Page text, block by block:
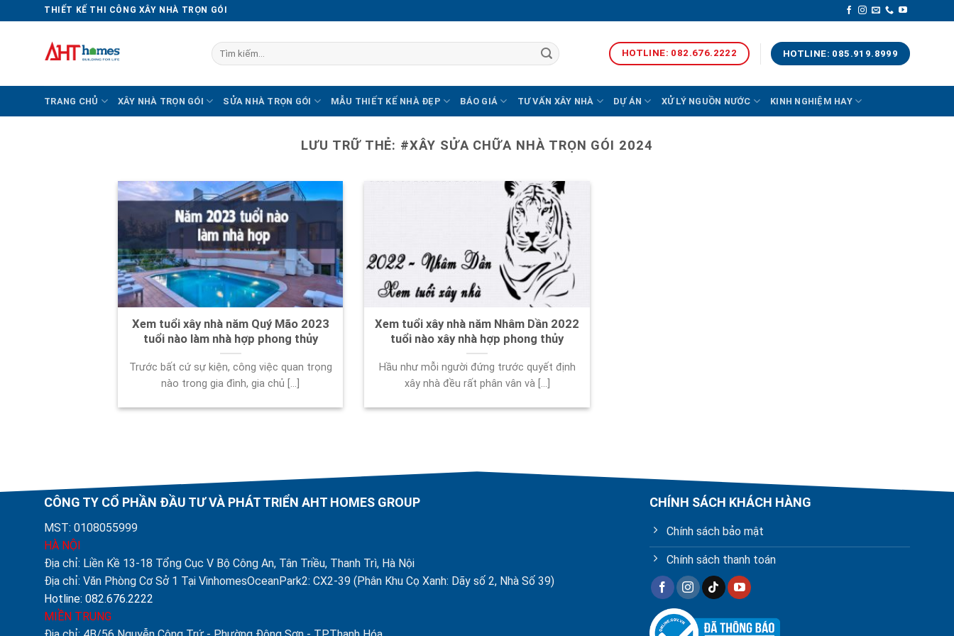
THIẾT KẾ THI CÔNG XÂY NHÀ TRỌN GÓI
Tìm
kiếm:
HOTLINE: 082.676.2222 HOTLINE: 085.919.8999
TRANG CHỦ XÂY NHÀ TRỌN GÓI SỬA NHÀ TRỌN GÓI MẪU THIẾT KẾ NHÀ ĐẸP BÁO GIÁ TƯ VẤN XÂY NHÀ DỰ ÁN XỬ LÝ NGUỒN NƯỚC KINH NGHIỆM HAY
LƯU TRỮ THẺ: #XÂY SỬA CHỮA NHÀ TRỌN GÓI 2024
Xem tuổi xây nhà năm Quý Mão 2023
tuổi nào làm nhà hợp phong thủy
Trước bất cứ sự kiện, công việc quan trọng
nào trong gia đình, gia chủ [...]
Xem tuổi xây nhà năm Nhâm Dần 2022
tuổi nào xây nhà hợp phong thủy
Hầu như mỗi người đứng trước quyết định
xây nhà đều rất phân vân và [...]
CÔNG TY CỔ PHẦN ĐẦU TƯ VÀ PHÁT TRIỂN AHT HOMES GROUP
MST: 0108055999
HÀ NỘI
Địa chỉ: Liền Kề 13-18 Tổng Cục V Bộ Công An, Tân Triều, Thanh Trì, Hà Nội
Địa chỉ: Văn Phòng Cơ Sở 1 Tại VinhomesOceanPark2: CX2-39 (Phân Khu Cọ Xanh: Dãy số 2, Nhà Số 39)
Hotline: 082.676.2222
MIỀN TRUNG
CHÍNH SÁCH KHÁCH HÀNG
Chính sách bảo mật
Chính sách thanh toán